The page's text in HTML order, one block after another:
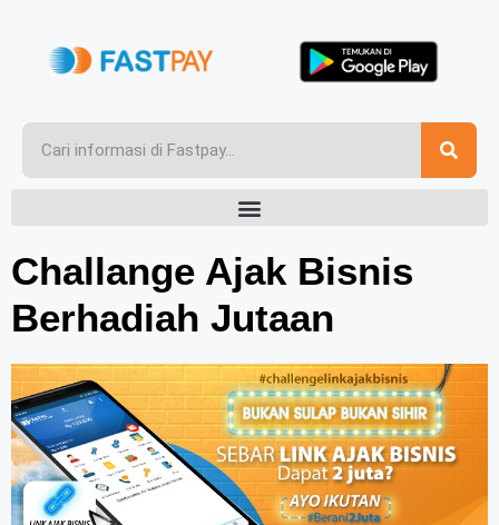
Challange Ajak Bisnis
Berhadiah Jutaan